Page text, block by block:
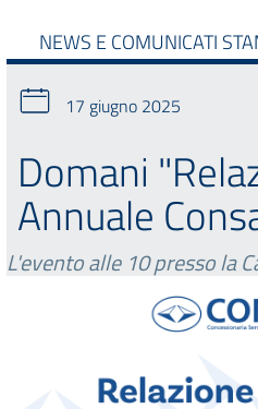
NEWS E COMUNICATI
17 giugno 2025
Domani
Annuale
L'evento alle 10 presso la